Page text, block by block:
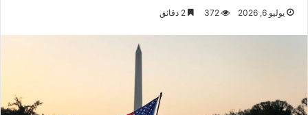
يوليو 6, 2026 372